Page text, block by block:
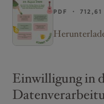
PDF ・ 712,61
Einwilligung in